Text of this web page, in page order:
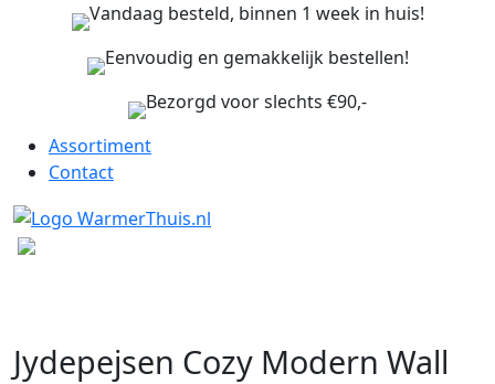
Vandaag besteld, binnen 1 week in huis!
Eenvoudig en gemakkelijk bestellen!
Bezorgd voor slechts €90,-
Assortiment
Contact
Jydepejsen Cozy Modern Wall